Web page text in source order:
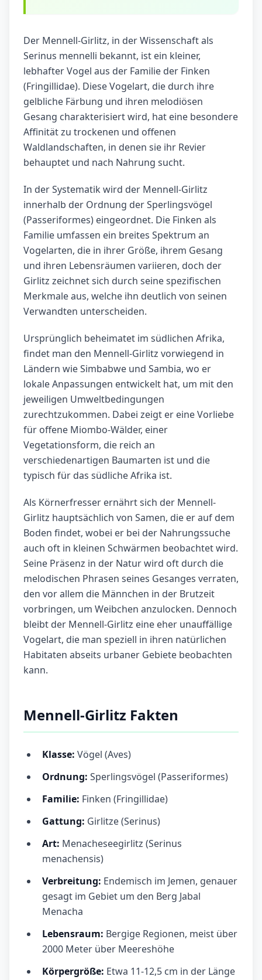
Der Mennell-Girlitz, in der Wissenschaft als
Serinus mennelli bekannt, ist ein kleiner,
lebhafter Vogel aus der Familie der Finken
(Fringillidae). Diese Vogelart, die durch ihre
gelbliche Färbung und ihren melodiösen
Gesang charakterisiert wird, hat eine besondere
Affinität zu trockenen und offenen
Waldlandschaften, in denen sie ihr Revier
behauptet und nach Nahrung sucht.
In der Systematik wird der Mennell-Girlitz
innerhalb der Ordnung der Sperlingsvögel
(Passeriformes) eingeordnet. Die Finken als
Familie umfassen ein breites Spektrum an
Vogelarten, die in ihrer Größe, ihrem Gesang
und ihren Lebensräumen variieren, doch der
Girlitz zeichnet sich durch seine spezifischen
Merkmale aus, welche ihn deutlich von seinen
Verwandten unterscheiden.
Ursprünglich beheimatet im südlichen Afrika,
findet man den Mennell-Girlitz vorwiegend in
Ländern wie Simbabwe und Sambia, wo er
lokale Anpassungen entwickelt hat, um mit den
jeweiligen Umweltbedingungen
zurechtzukommen. Dabei zeigt er eine Vorliebe
für offene Miombo-Wälder, einer
Vegetationsform, die reich an
verschiedenartigen Baumarten ist und die
typisch für das südliche Afrika ist.
Als Körnerfresser ernährt sich der Mennell-
Girlitz hauptsächlich von Samen, die er auf dem
Boden findet, wobei er bei der Nahrungssuche
auch oft in kleinen Schwärmen beobachtet wird.
Seine Präsenz in der Natur wird oft durch die
melodischen Phrasen seines Gesanges verraten,
den vor allem die Männchen in der Brutzeit
vorbringen, um Weibchen anzulocken. Dennoch
bleibt der Mennell-Girlitz eine eher unauffällige
Vogelart, die man speziell in ihren natürlichen
Habitaten abseits urbaner Gebiete beobachten
kann.
Mennell-Girlitz Fakten
Klasse: Vögel (Aves)
Ordnung: Sperlingsvögel (Passeriformes)
Familie: Finken (Fringillidae)
Gattung: Girlitze (Serinus)
Art: Menacheseegirlitz (Serinus
menachensis)
Verbreitung: Endemisch im Jemen, genauer
gesagt im Gebiet um den Berg Jabal
Menacha
Lebensraum: Bergige Regionen, meist über
2000 Meter über Meereshöhe
Körpergröße: Etwa 11-12,5 cm in der Länge